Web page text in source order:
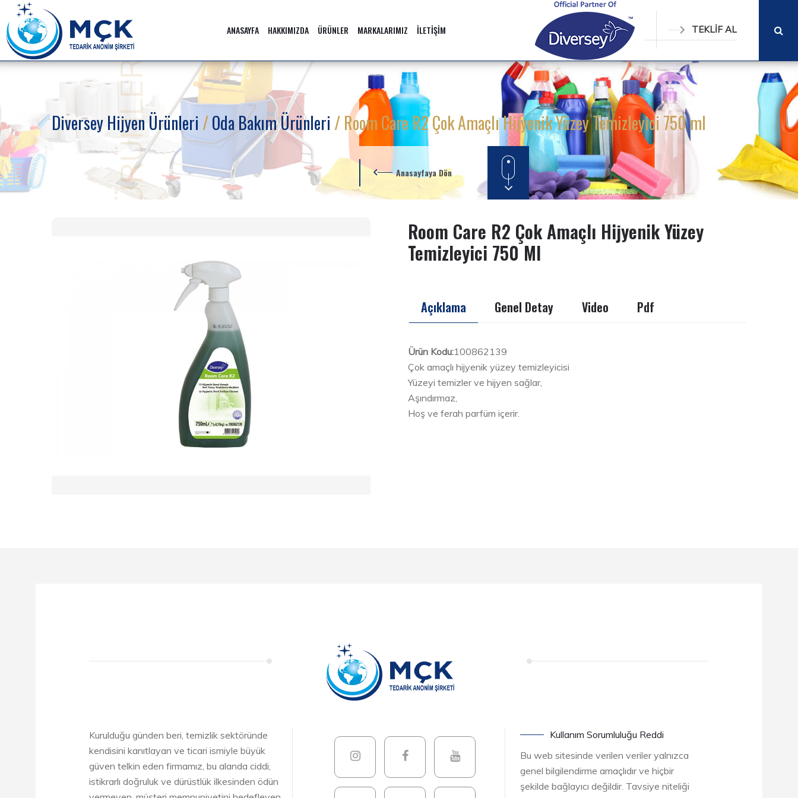
ANASAYFA HAKKIMIZDA ÜRÜNLER MARKALARIMIZ İLETİŞİM TEKLİF AL
ÜRÜNLER
Diversey Hijyen Ürünleri /Oda Bakım Ürünleri / Room Care R2 Çok Amaçlı Hijyenik Yüzey Temizleyici 750 ml
Anasayfaya Dön
Room Care R2 Çok Amaçlı Hijyenik Yüzey
Temizleyici 750 Ml
Açıklama Genel Detay Video Pdf
Ürün Kodu:100862139
Çok amaçlı hijyenik yüzey temizleyicisi
Yüzeyi temizler ve hijyen sağlar,
Aşındırmaz,
Hoş ve ferah parfüm içerir.
Kurulduğu günden beri, temizlik sektöründe
kendisini kanıtlayan ve ticari ismiyle büyük
güven telkin eden firmamız, bu alanda ciddi,
istikrarlı doğruluk ve dürüstlük ilkesinden ödün
Kullanım Sorumluluğu Reddi
Bu web sitesinde verilen veriler yalnızca
genel bilgilendirme amaçlıdır ve hiçbir
şekilde bağlayıcı değildir. Tavsiye niteliği